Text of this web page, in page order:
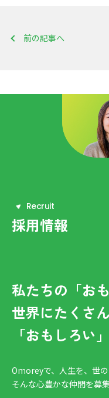
前の記事へ
Recruit
採用情報
私たちの「お
世界にたくさ
「おもしろい
Omoreyで、人生を、世
そんな心豊かな仲間を募